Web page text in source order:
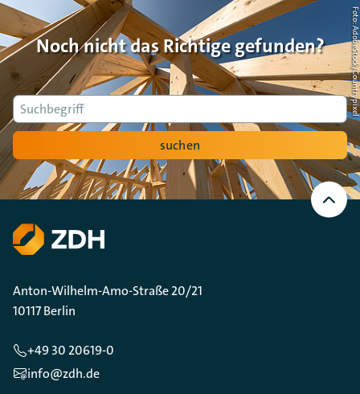
Noch nicht das Richtige gefunden?
Suche
suchen
Foto: AdobeStock/Countrypixel
Nach
oben
Scrollen
Anton-Wilhelm-Amo-Straße 20/21
10117 Berlin
+49 30 20619-0
info@zdh.de